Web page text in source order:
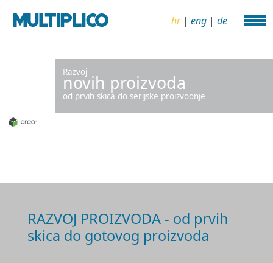
hr| eng | de
Razvoj
novih proizvoda
od prvih skica do serijske proizvodnje
RAZVOJ PROIZVODA - od prvih
skica do gotovog proizvoda